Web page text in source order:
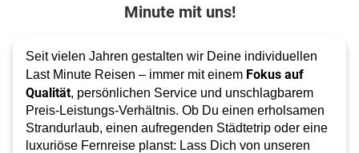
Minute mit uns!
Seit vielen Jahren gestalten wir Deine individuellen
Last Minute Reisen – immer mit einem Fokus auf
Qualität, persönlichen Service und unschlagbarem
Preis-Leistungs-Verhältnis. Ob Du einen erholsamen
Strandurlaub, einen aufregenden Städtetrip oder eine
luxuriöse Fernreise planst: Lass Dich von unseren